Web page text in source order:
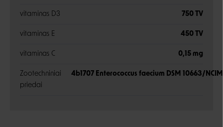
vitaminas D3 750 TV
vitaminas E 450 TV
vitaminas C 0,15 mg
Zootechniniai
priedai
4b1707 Enterococcus faecium DSM 10663/